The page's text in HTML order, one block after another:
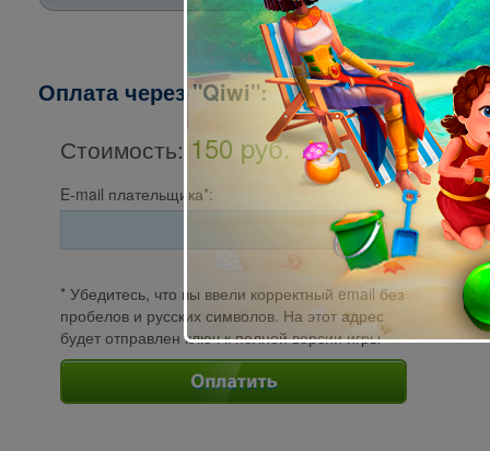
Оплата через "Qiwi":
Стоимость: 150 pуб.
E-mail плательщика*:
* Убедитесь, что вы ввели корректный email без
пробелов и русских символов. На этот адрес
будет отправлен ключ к полной версии игры